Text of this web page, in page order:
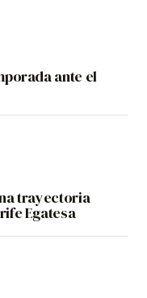
ante el
trayectoria
Egatesa